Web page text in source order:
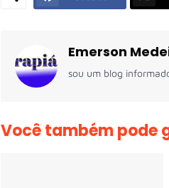
Emerson
sou um blog
Você também pode